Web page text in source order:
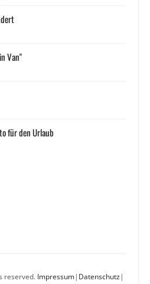
Van"
für den Urlaub
reserved. Impressum| Datenschutz|